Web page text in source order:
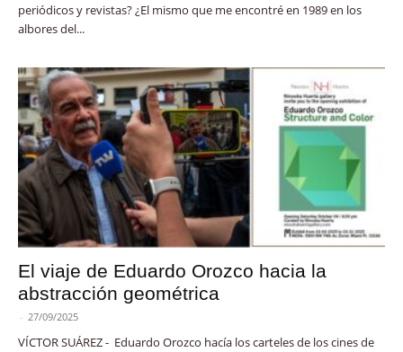
periódicos y revistas? ¿El mismo que me encontré en 1989 en los
albores del...
El viaje de Eduardo Orozco hacia la
abstracción geométrica
- 27/09/2025
VÍCTOR SUÁREZ - Eduardo Orozco hacía los carteles de los cines de